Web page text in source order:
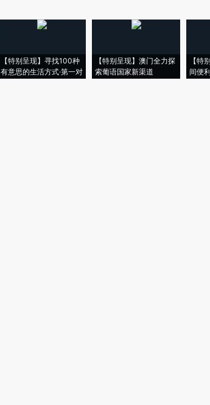
【特别呈现】寻找100种
有意思的生活方式·第一对
【特别呈现】澳门全力探
索葡语国家新渠道
【特
间便